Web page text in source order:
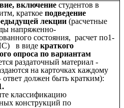
включениестудентов в
краткое подведение
лекции(расчетные
напряженно-
состояния, расчет по1-
в виде краткого
опроса по вариантам
раздаточный материал -
на карточках каждому
ответ должен быть кратким):
классификацию
конструкций по